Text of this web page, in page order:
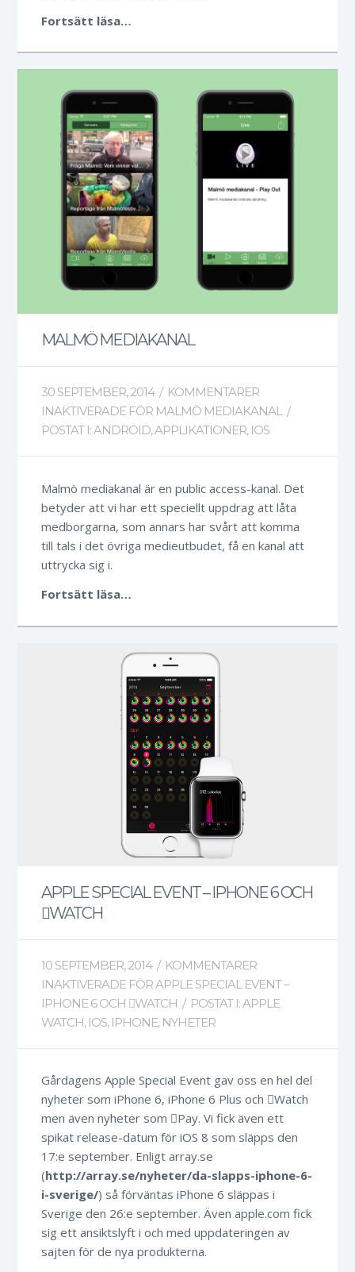
Fortsätt läsa…
MALMÖ MEDIAKANAL
30 SEPTEMBER, 2014 / KOMMENTARER
INAKTIVERADE FÖR MALMÖ MEDIAKANAL /
POSTAT I:ANDROID,APPLIKATIONER, IOS
Malmö mediakanal är en public access-kanal. Det
betyder att vi har ett speciellt uppdrag att låta
medborgarna, som annars har svårt att komma
till tals i det övriga medieutbudet, få en kanal att
uttrycka sig i.
Fortsätt läsa…
APPLE SPECIAL EVENT – IPHONE 6 OCH
WATCH
10 SEPTEMBER, 2014 / KOMMENTARER
INAKTIVERADE FÖR APPLE SPECIAL EVENT –
IPHONE 6 OCH WATCH / POSTAT I:APPLE
WATCH, IOS, IPHONE, NYHETER
Gårdagens Apple Special Event gav oss en hel del
nyheter som iPhone 6, iPhone 6 Plus och Watch
men även nyheter som Pay. Vi fick även ett
spikat release-datum för iOS 8 som släpps den
17:e september. Enligt array.se
(http://array.se/nyheter/da-slapps-iphone-6-
i-sverige/) så förväntas iPhone 6 släppas i
Sverige den 26:e september. Även apple.com fick
sig ett ansiktslyft i och med uppdateringen av
sajten för de nya produkterna.